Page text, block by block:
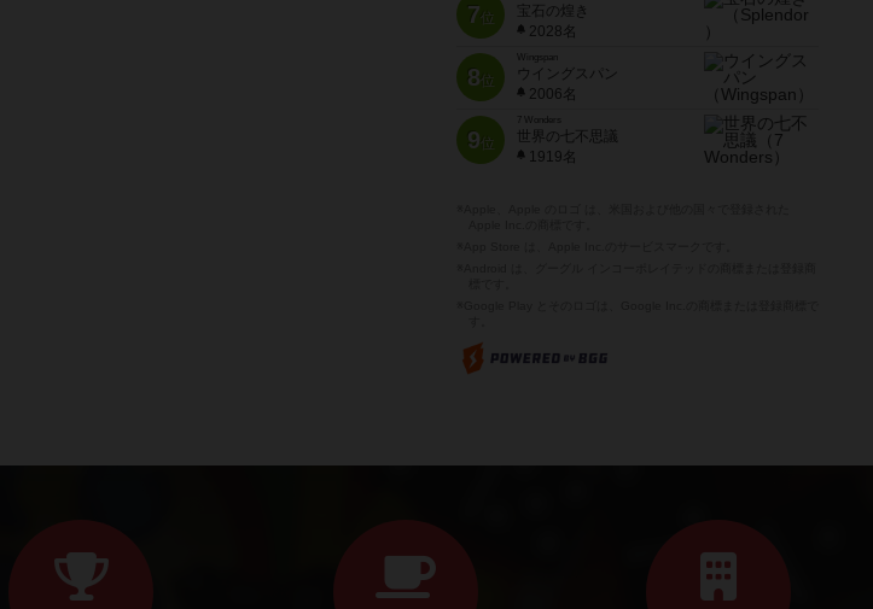
7位
宝石の煌き
2028名
8位
Wingspan
ウイングスパン
2006名
9位
7 Wonders
世界の七不思議
1919名